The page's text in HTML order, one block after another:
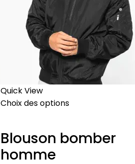
Quick View
Choix des options
Blouson bomber
homme